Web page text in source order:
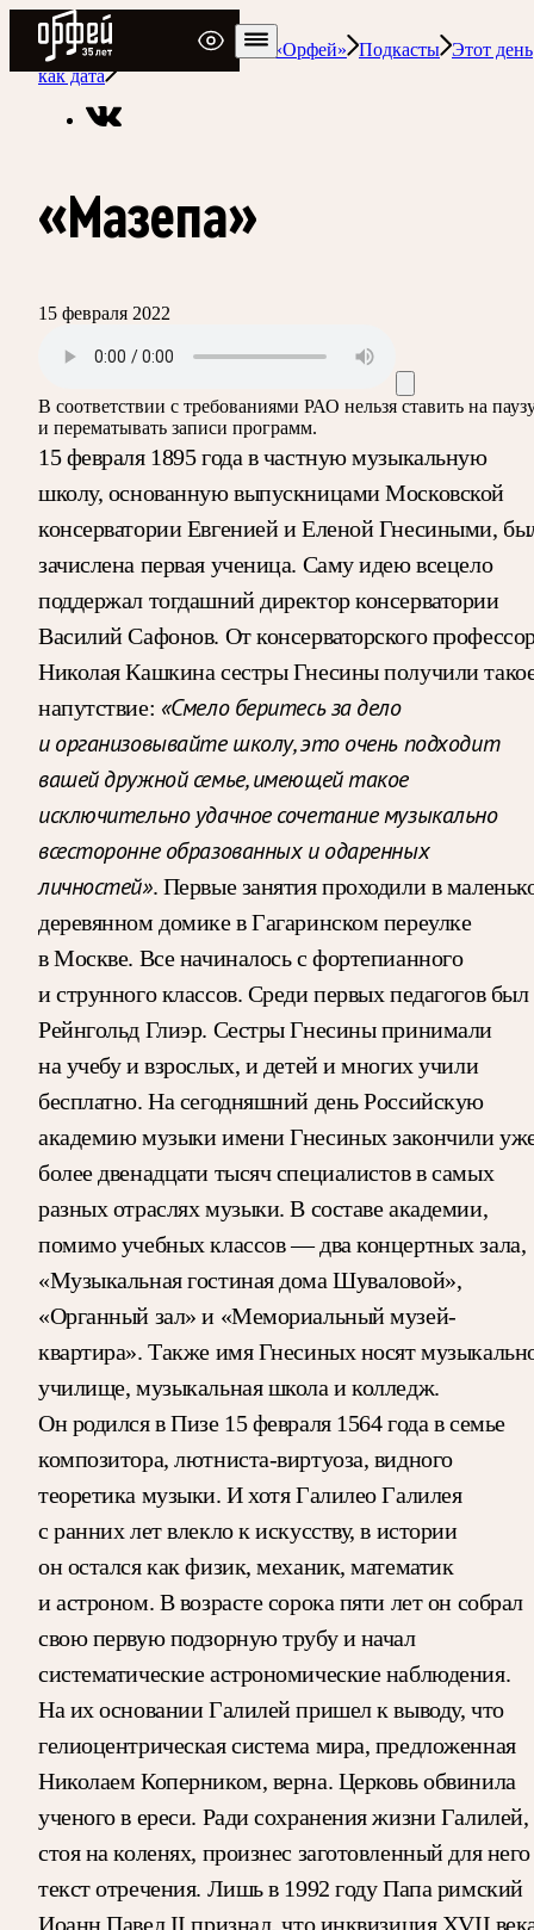
Радио Орфей
Радио классической музыки «Орфей»
Подкасты Этот день
как дата
«Мазепа»
15 февраля 2022
В соответствии с требованиями РАО нельзя ставить на
и перематывать записи программ.
15 февраля 1895 года в частную музыкальную
школу, основанную выпускницами Московской
консерватории Евгенией и Еленой Гнесиными,
зачислена первая ученица. Саму идею всецело
поддержал тогдашний директор консерватории
Василий Сафонов. От консерваторского
Николая Кашкина сестры Гнесины получили
напутствие: «Смело беритесь за дело
и организовывайте школу, это очень подходит
вашей дружной семье, имеющей такое
исключительно удачное сочетание музыкально
всесторонне образованных и одаренных
личностей». Первые занятия проходили в
деревянном домике в Гагаринском переулке
в Москве. Все начиналось с фортепианного
и струнного классов. Среди первых педагогов был
Рейнгольд Глиэр. Сестры Гнесины принимали
на учебу и взрослых, и детей и многих учили
бесплатно. На сегодняшний день Российскую
академию музыки имени Гнесиных закончили
более двенадцати тысяч специалистов в самых
разных отраслях музыки. В составе академии,
помимо учебных классов — два концертных зала,
«Музыкальная гостиная дома Шуваловой»,
«Органный зал» и «Мемориальный музей-
квартира». Также имя Гнесиных носят
училище, музыкальная школа и колледж.
Он родился в Пизе 15 февраля 1564 года в семье
композитора, лютниста-виртуоза, видного
теоретика музыки. И хотя Галилео Галилея
с ранних лет влекло к искусству, в истории
он остался как физик, механик, математик
и астроном. В возрасте сорока пяти лет он собрал
свою первую подзорную трубу и начал
систематические астрономические наблюдения.
На их основании Галилей пришел к выводу, что
гелиоцентрическая система мира, предложенная
Николаем Коперником, верна. Церковь обвинила
ученого в ереси. Ради сохранения жизни Галилей,
стоя на коленях, произнес заготовленный для него
текст отречения. Лишь в 1992 году Папа римский
Иоанн Павел II признал, что инквизиция XVII